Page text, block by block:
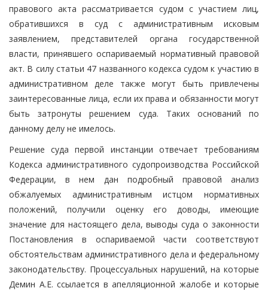
правового акта рассматривается судом с участием лиц,
обратившихся в суд с административным исковым
заявлением, представителей органа государственной
власти, принявшего оспариваемый нормативный правовой
акт. В силу статьи 47 названного кодекса судом к участию в
административном деле также могут быть привлечены
заинтересованные лица, если их права и обязанности могут
быть затронуты решением суда. Таких оснований по
данному делу не имелось.
Решение суда первой инстанции отвечает требованиям
Кодекса административного судопроизводства Российской
Федерации, в нем дан подробный правовой анализ
обжалуемых административным истцом нормативных
положений, получили оценку его доводы, имеющие
значение для настоящего дела, выводы суда о законности
Постановления в оспариваемой части соответствуют
обстоятельствам административного дела и федеральному
законодательству. Процессуальных нарушений, на которые
Демин А.Е. ссылается в апелляционной жалобе и которые